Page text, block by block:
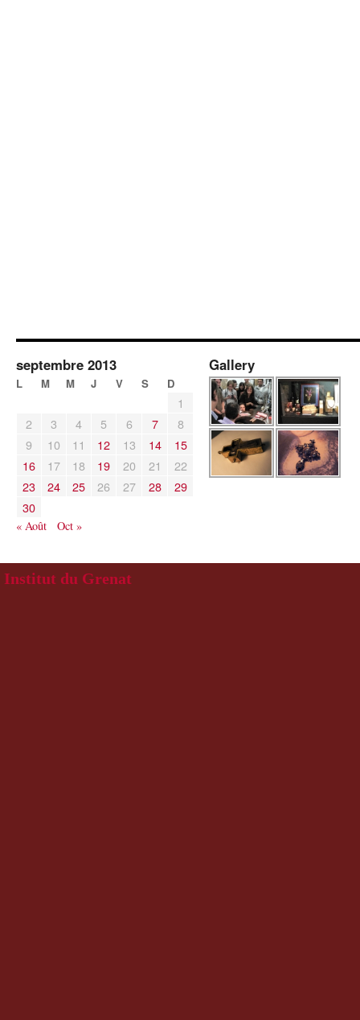
septembre 2013
L M M J V S D
1
2
3 4 5 6 7
8
9
10 11 12 13 14
15
16
17 18 19 20 21
22
23
24 25 26 27 28
29
30
« Août Oct »
Gallery
Institut du Grenat